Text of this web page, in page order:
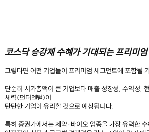
코스닥 승강제 수혜가 기대되는 프리미
그렇다면 어떤 기업들이 프리미엄 세그먼트에 포함될
단순히 시가총액이 큰 기업보다 매출 성장성, 수익성,
체력(펀더멘털)이
탄탄한 기업이 유리할 것으로 예상됩니다.
특히 증권가에서는 제약·바이오 업종을 가장 유력한